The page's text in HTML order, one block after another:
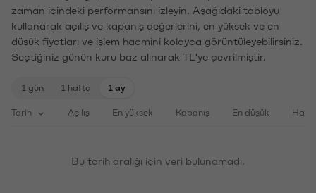
zaman içindeki performansını izleyin. Aşağıdaki tabloyu
kullanarak açılış ve kapanış değerlerini, en yüksek ve en
düşük fiyatları ve işlem hacmini kolayca görüntüleyebilirsiniz.
Seçtiğiniz günün kuru baz alınarak TL'ye çevrilmiştir.
1 gün 1 hafta 1 ay
Tarih Açılış En yüksek Kapanış En düşük
Bu tarih aralığı için veri bulunamadı.